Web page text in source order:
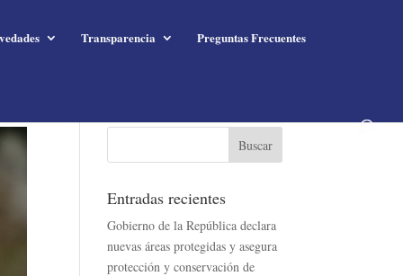
Transparencia Preguntas Frecuentes
Entradas recientes
Gobierno de la República declara
nuevas áreas protegidas y asegura
protección y conservación de